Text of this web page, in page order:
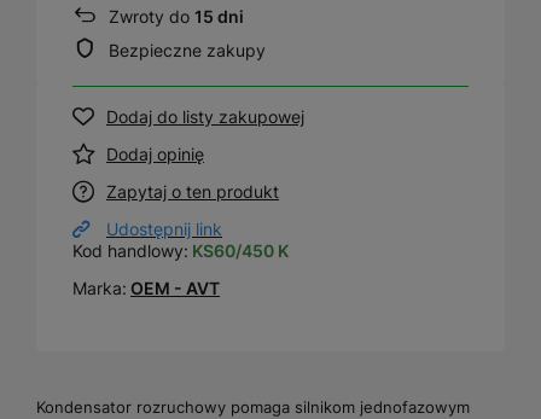
Zwroty do 15 dni
Bezpieczne zakupy
Dodaj do listy zakupowej
Dodaj opinię
Zapytaj o ten produkt
Udostępnij link
Kod handlowy: KS60/450 K
Marka: OEM - AVT
Kondensator rozruchowy pomaga silnikom jednofazowym